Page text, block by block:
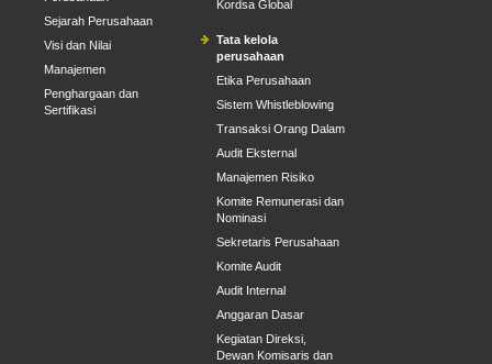
Sejarah Perusahaan
Visi dan Nilai
Manajemen
Penghargaan dan
Sertifikasi
Kordsa Global
Tata kelola
perusahaan
Etika Perusahaan
Sistem Whistleblowing
Transaksi Orang Dalam
Audit Eksternal
Manajemen Risiko
Komite Remunerasi dan
Nominasi
Sekretaris Perusahaan
Komite Audit
Audit Internal
Anggaran Dasar
Kegiatan Direksi,
Dewan Komisaris dan